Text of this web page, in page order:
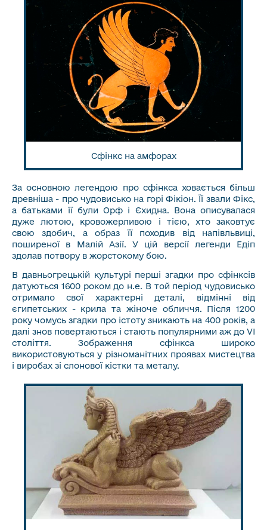
Сфінкс на амфорах
За основною легендою про сфінкса ховається більш
древніша - про чудовисько на горі Фікіон. Її звали Фікс,
а батьками її були Орф і Єхидна. Вона описувалася
дуже лютою, кровожерливою і тією, хто заковтує
свою здобич, а образ її походив від напівльвиці,
поширеної в Малій Азії. У цій версії легенди Едіп
здолав потвору в жорстокому бою.
В давньогрецькій культурі перші згадки про сфінксів
датуються 1600 роком до н.е. В той період чудовисько
отримало свої характерні деталі, відмінні від
єгипетських - крила та жіноче обличчя. Після 1200
року чомусь згадки про істоту зникають на 400 років, а
далі знов повертаються і стають популярними аж до VI
століття. Зображення сфінкса широко
використовуються у різноманітних проявах мистецтва
і виробах зі слонової кістки та металу.